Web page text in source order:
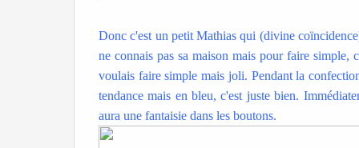
Donc c'est un petit Mathias qui (divine
ne connais pas sa maison mais pour faire
voulais faire simple mais joli. Pendant la
tendance mais en bleu, c'est juste bien.
aura une fantaisie dans les boutons.